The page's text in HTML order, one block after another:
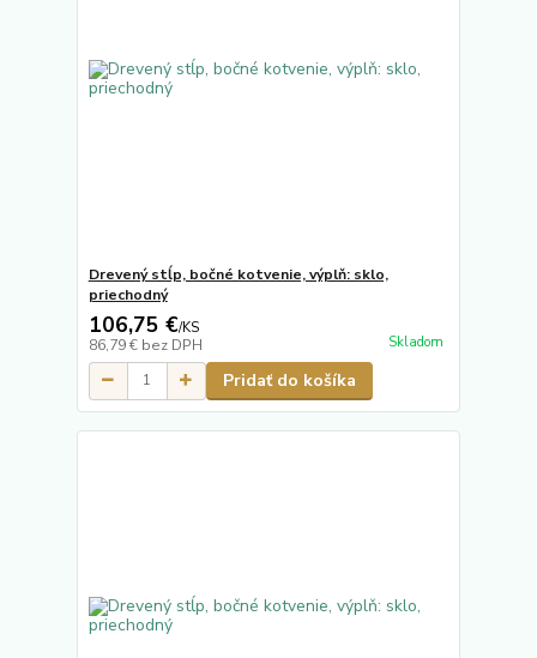
Drevený stĺp, bočné kotvenie, výplň: sklo,
priechodný
106,75 €/KS
86,79 € bez DPH Skladom
Pridať do košíka